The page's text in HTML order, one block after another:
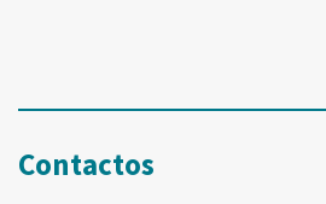
Contactos